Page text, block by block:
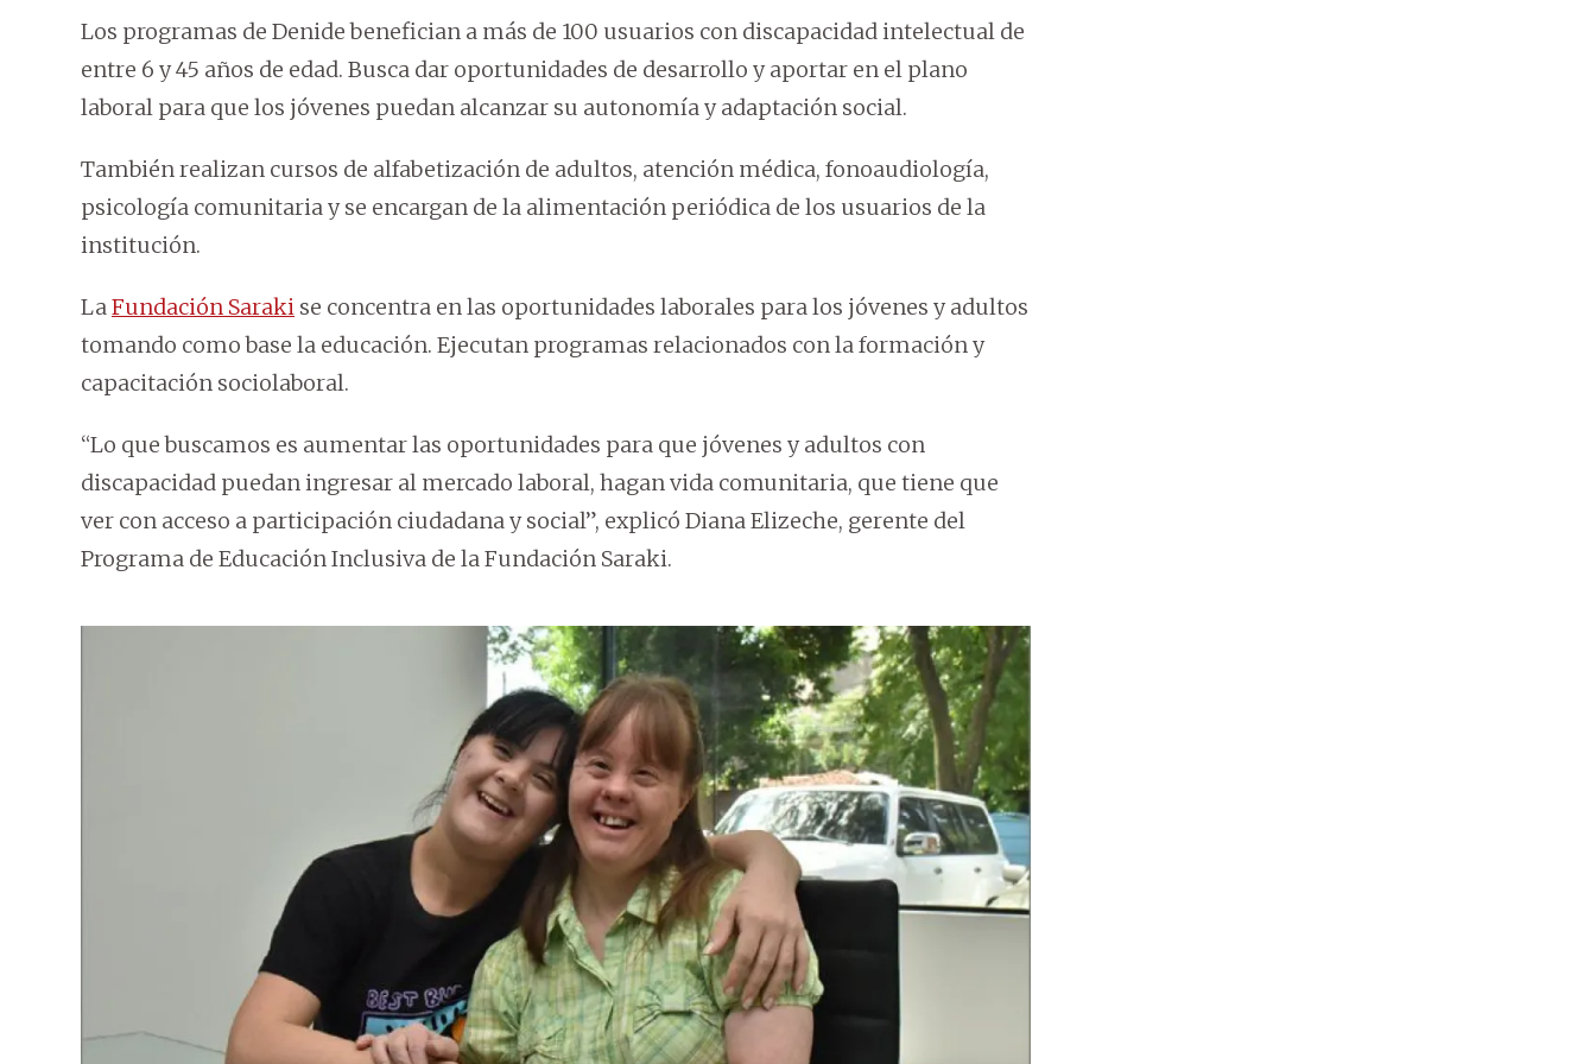
Los programas de Denide benefician a más de 100 usuarios con discapacidad intelectual de
entre 6 y 45 años de edad. Busca dar oportunidades de desarrollo y aportar en el plano
laboral para que los jóvenes puedan alcanzar su autonomía y adaptación social.
También realizan cursos de alfabetización de adultos, atención médica, fonoaudiología,
psicología comunitaria y se encargan de la alimentación periódica de los usuarios de la
institución.
LaFundación Saraki se concentra en las oportunidades laborales para los jóvenes y adultos
tomando como base la educación. Ejecutan programas relacionados con la formación y
capacitación sociolaboral.
“Lo que buscamos es aumentar las oportunidades para que jóvenes y adultos con
discapacidad puedan ingresar al mercado laboral, hagan vida comunitaria, que tiene que
ver con acceso a participación ciudadana y social”, explicó Diana Elizeche, gerente del
Programa de Educación Inclusiva de la Fundación Saraki.